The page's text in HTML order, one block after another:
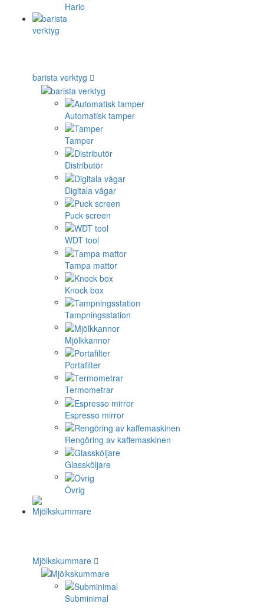
Hario
barista verktyg
Automatisk tamper
Tamper
Distributör
Digitala vågar
Puck screen
WDT tool
Tampa mattor
Knock box
Tampningsstation
Mjölkkannor
Portafilter
Termometrar
Espresso mirror
Rengöring av kaffemaskinen
Glassköljare
Övrig
Mjölkskummare
Subminimal